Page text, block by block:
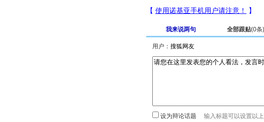
我来说两句 全部跟贴(0条)
用户：
设为辩论话题